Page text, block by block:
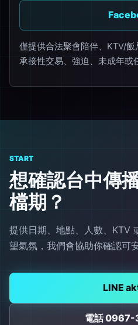
僅提供合法聚會陪伴、KTV/
承接性交易、強迫、未成年或
START
想確認台中傳
檔期？
提供日期、地點、人數、KTV
望氣氛，我們會協助你確認可
LINE
電話